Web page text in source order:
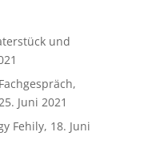
und
Juni 2021
Fehily, 18. Juni